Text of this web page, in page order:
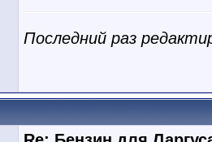
Последний раз